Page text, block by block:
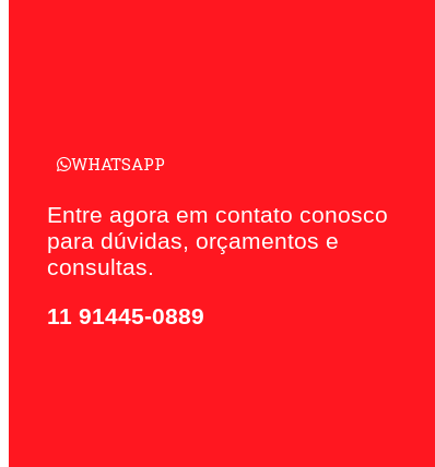
WHATSAPP
Entre agora em contato conosco
para dúvidas, orçamentos e
consultas.
11 91445-0889